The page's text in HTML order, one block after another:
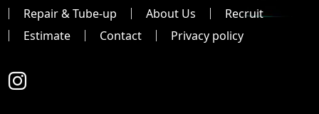
Repair & Tube-up
About Us
Recruit
Estimate
Contact Privacy policy